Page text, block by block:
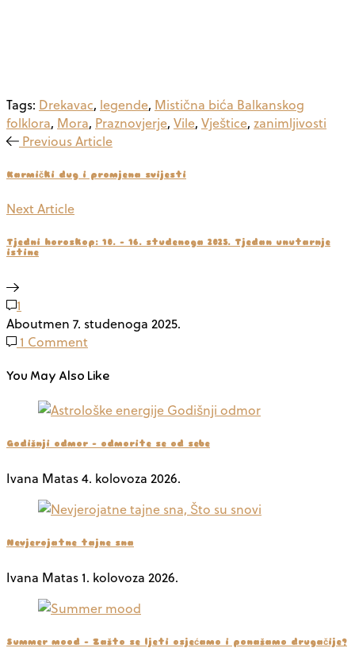
Tags: Drekavac, legende, Mistična bića Balkanskog
folklora, Mora, Praznovjerje, Vile, Vještice, zanimljivosti
Previous Article
Karmički dug i promjena svijesti
Next Article
Tjedni horoskop: 10. – 16. studenoga 2025. Tjedan unutarnje
istine
1
Aboutmen 7. studenoga 2025.
1 Comment
You May Also Like
Godišnji odmor – odmorite se od sebe
Ivana Matas4. kolovoza 2026.
Nevjerojatne tajne sna
Ivana Matas1. kolovoza 2026.
Summer mood – Zašto se ljeti osjećamo i ponašamo drugačije?